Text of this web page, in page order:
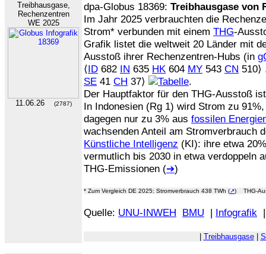
Treibhausgase,
Rechenzentren
WE 2025
11.06.26 (2787)
dpa-Globus 18369: Treibhausgase von
Im Jahr 2025 verbrauchten die
Strom* verbunden mit einem THG-
Grafik listet die weltweit 20 Länder mit
Ausstoß ihrer Rechenzentren-Hubs (in
⟨ID 682 IN 635 HK 604 MY 543 CN 510⟩
SE 41 CH 37⟩
.
Der Hauptfaktor für den THG-Ausstoß
In Indonesien (Rg 1) wird Strom zu
dagegen nur zu 3% aus fossilen
wachsenden Anteil am Stromverbrauch
Künstliche Intelligenz (KI): ihre etwa
vermutlich bis 2030 in etwa verdoppeln
THG-Emissionen (➔)
* Zum Vergleich DE 2025: Stromverbrauch 438 TWh (↗) THG-
Quelle: UNU-INWEH BMU | Infografik
Treibhausgase|